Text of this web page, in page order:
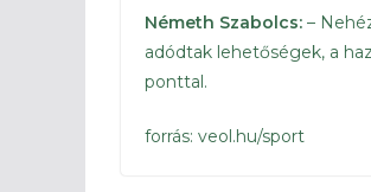
Németh Szabolcs: –
adódtak lehetőségek, a
ponttal.
forrás: veol.hu/sport